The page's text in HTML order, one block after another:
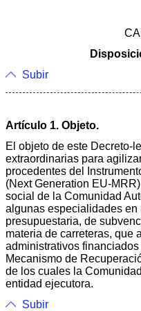
Subir
Artículo 1. Objeto.
El objeto de este Decreto-
extraordinarias para
procedentes del
(Next Generation EU-
social de la Comunidad
algunas especialidades en
presupuestaria, de
materia de carreteras, que
administrativos
Mecanismo de
de los cuales la
entidad ejecutora.
Subir